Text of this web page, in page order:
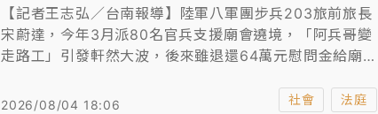
【記者王志弘／台南報導】陸軍八軍團步兵203旅前旅長
宋蔚達，今年3月派80名官兵支援廟會遶境，「阿兵哥變
走路工」引發軒然大波，後來雖退還64萬元慰問金給廟
主任、中校科長到案，依《貪污治罪條例》諭令宋20萬元
2026/08/04 18:06 社會 法庭